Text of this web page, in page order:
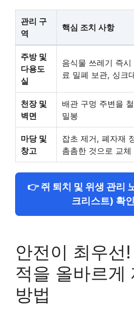
관리 구
역
핵심 조치 사항
주방 및
다용도
실
음식물 쓰레기 즉
료 밀폐 보관, 싱크
천장 및
벽면
배관 구멍 주변을
밀봉
마당 및
창고
잡초 제거, 폐자재
촘촘한 것으로 교체
👉 쥐 퇴치 및 위생 관리
크리스트) 확
안전이 최우선
적을 올바르게
방법